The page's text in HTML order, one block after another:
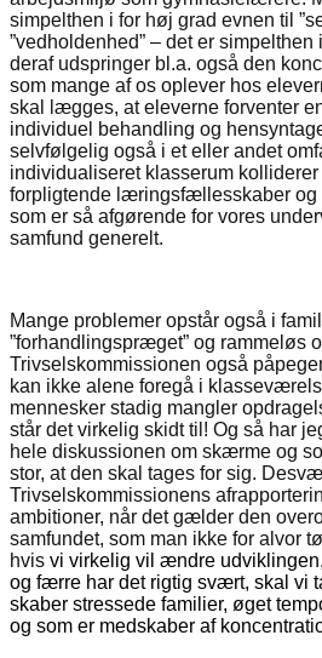
simpelthen i for høj grad evnen til
”vedholdenhed” – det er
deraf udspringer bl.a. også den
som mange af os oplever hos
skal lægges, at eleverne forventer
individuel behandling og
selvfølgelig også i et eller andet
individualiseret klasserum
forpligtende læringsfællesskaber og
som er så afgørende for vores
samfund generelt.
Mange problemer opstår også i
”forhandlingspræget” og rammeløs
Trivselskommissionen også
kan ikke alene foregå i
mennesker stadig mangler
står det virkelig skidt til! Og så har
hele diskussionen om skærme og
stor, at den skal tages for sig.
Trivselskommissionens
ambitioner, når det gælder den
samfundet, som man ikke for alvor
hvis vi virkelig vil ændre
og færre har det rigtig svært, skal vi
skaber stressede familier, øget
og som er medskaber af